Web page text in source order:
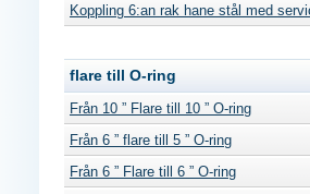
Koppling 6:an rak hane stål med
flare till O-ring
Från 10 ” Flare till 10 ” O-ring
Från 6 ” flare till 5 ” O-ring
Från 6 ” Flare till 6 ” O-ring